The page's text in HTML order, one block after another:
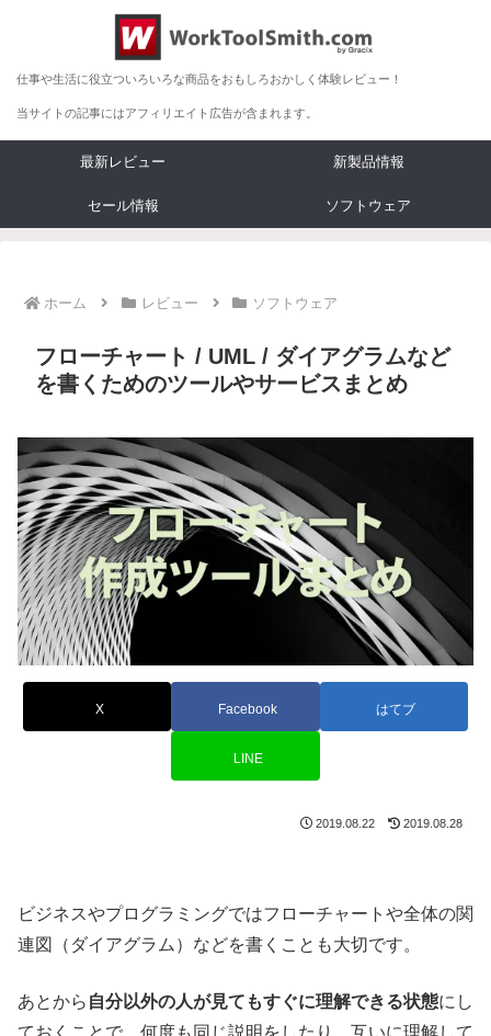
仕事や生活に役立ついろいろな商品をおもしろおかしく体験レビュー！
当サイトの記事にはアフィリエイト広告が含まれます。
最新レビュー 新製品情報
セール情報 ソフトウェア
ホーム レビュー ソフトウェア
フローチャート / UML / ダイアグラムなど
を書くためのツールやサービスまとめ
X Facebook はてブ
LINE
2019.08.22 2019.08.28
ビジネスやプログラミングではフローチャートや全体の関
連図（ダイアグラム）などを書くことも大切です。
あとから 自分以外の人が見てもすぐに理解できる状態にし
ておくことで、何度も同じ説明をしたり、互いに理解して